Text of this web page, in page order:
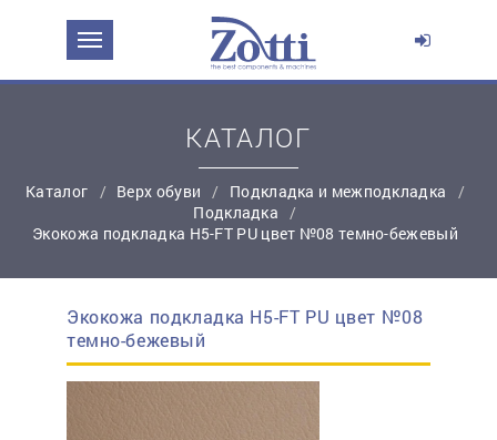
простую регистрацию
КАТАЛОГ
Каталог Верх обуви
Подкладка и межподкладка
Подкладка
Экокожа подкладка H5-FT PU цвет №08 темно-бежевый
Экокожа подкладка H5-FT PU цвет №08
темно-бежевый
ЗАДАТЬ ВОПРОС О ПРОДУКТЕ
Эл. почта:*
Контактный телефон:*
Ваш вопрос: